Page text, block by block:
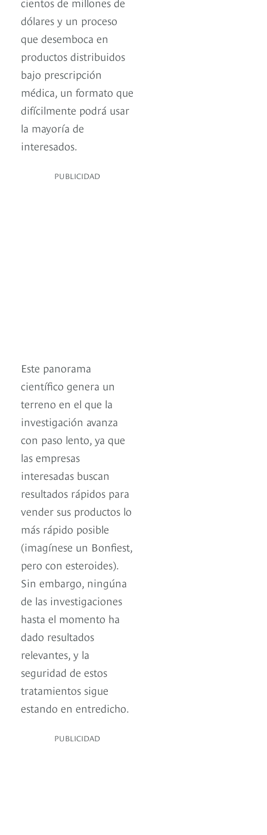
dólares y un proceso
que desemboca en
productos distribuidos
bajo prescripción
médica, un formato que
difícilmente podrá usar
la mayoría de
interesados.
PUBLICIDAD
Este panorama
científico genera un
terreno en el que la
investigación avanza
con paso lento, ya que
las empresas
interesadas buscan
resultados rápidos para
vender sus productos lo
más rápido posible
(imagínese un Bonfiest,
pero con esteroides).
Sin embargo, ningúna
de las investigaciones
hasta el momento ha
dado resultados
relevantes, y la
seguridad de estos
tratamientos sigue
estando en entredicho.
PUBLICIDAD